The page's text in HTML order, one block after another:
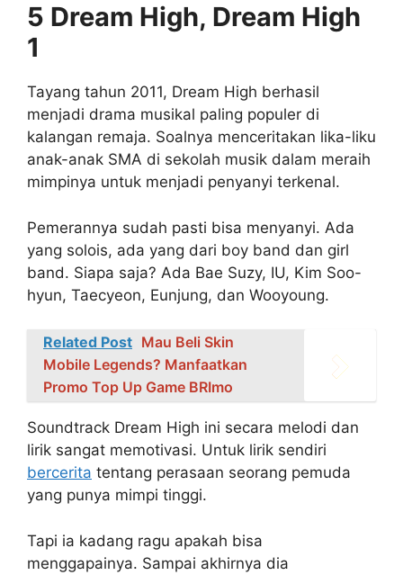
5 Dream High, Dream High
1
Tayang tahun 2011, Dream High berhasil
menjadi drama musikal paling populer di
kalangan remaja. Soalnya menceritakan lika-liku
anak-anak SMA di sekolah musik dalam meraih
mimpinya untuk menjadi penyanyi terkenal.
Pemerannya sudah pasti bisa menyanyi. Ada
yang solois, ada yang dari boy band dan girl
band. Siapa saja? Ada Bae Suzy, IU, Kim Soo-
hyun, Taecyeon, Eunjung, dan Wooyoung.
Related Post Mau Beli Skin
Mobile Legends? Manfaatkan
Promo Top Up Game BRImo
Soundtrack Dream High ini secara melodi dan
lirik sangat memotivasi. Untuk lirik sendiri
bercerita tentang perasaan seorang pemuda
yang punya mimpi tinggi.
Tapi ia kadang ragu apakah bisa
menggapainya. Sampai akhirnya dia